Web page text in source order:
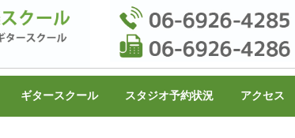
ギタースクール スタジオ予約状況 アクセス